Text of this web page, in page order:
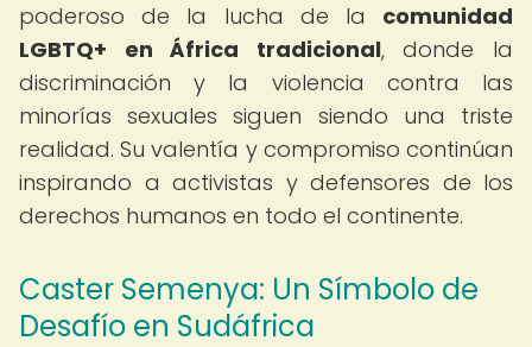
poderoso de la lucha de la comunidad
LGBTQ+ en África tradicional, donde la
discriminación y la violencia contra las
minorías sexuales siguen siendo una triste
realidad. Su valentía y compromiso continúan
inspirando a activistas y defensores de los
derechos humanos en todo el continente.
Caster Semenya: Un Símbolo de
Desafío en Sudáfrica